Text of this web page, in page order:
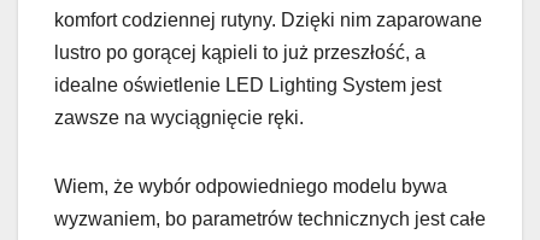
komfort codziennej rutyny. Dzięki nim zaparowane
lustro po gorącej kąpieli to już przeszłość, a
idealne oświetlenie LED Lighting System jest
zawsze na wyciągnięcie ręki.
Wiem, że wybór odpowiedniego modelu bywa
wyzwaniem, bo parametrów technicznych jest całe